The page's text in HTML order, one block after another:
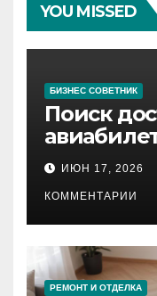
YOU MISSED
БИЗНЕС СОВЕТНИК
Поиск
ИЮН 17, 2026
КОММЕНТАРИИ
РЕМОНТ И ОТДЕЛКА